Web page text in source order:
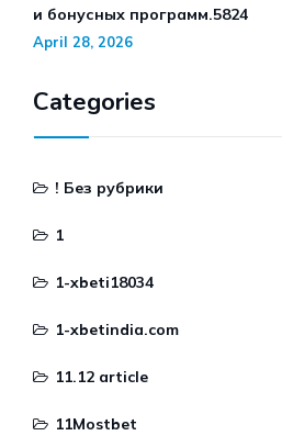
и бонусных программ.5824
April 28, 2026
Categories
! Без рубрики
1
1-xbeti18034
1-xbetindia.com
11.12 article
11Mostbet